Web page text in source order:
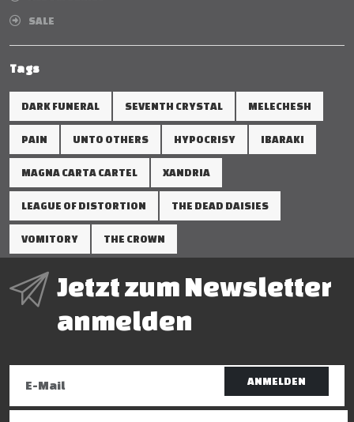
SALE
Tags
DARK FUNERAL SEVENTH CRYSTAL MELECHESH
PAIN UNTO OTHERS HYPOCRISY IBARAKI
MAGNA CARTA CARTEL XANDRIA
LEAGUE OF DISTORTION THE DEAD DAISIES
VOMITORY THE CROWN
Jetzt zum Newsletter
anmelden
ANMELDEN